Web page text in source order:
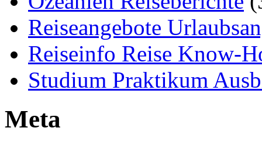
Reiseangebote
Reiseinfo Reise Know-
Studium Praktikum
Meta